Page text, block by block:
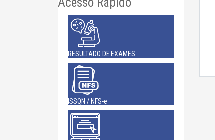
Acesso Rápido
RESULTADO DE EXAMES
ISSQN / NFS-e